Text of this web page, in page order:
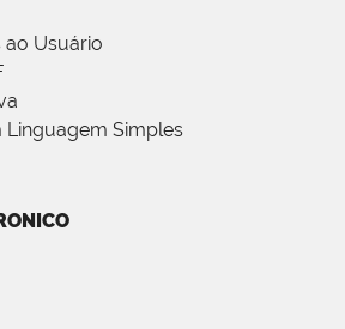
ao Usuário
Linguagem Simples